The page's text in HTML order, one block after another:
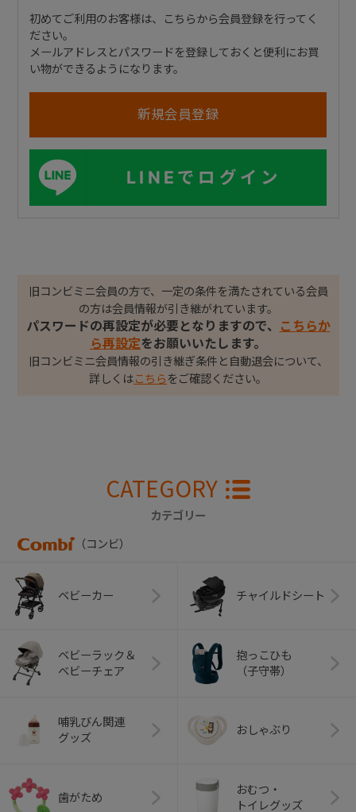
初めてご利用のお客様は、こちらから会員登録を行ってく
ださい。
メールアドレスとパスワードを登録しておくと便利にお買
い物ができるようになります。
LINEでログイン
旧コンビミニ会員の方で、一定の条件を満たされている会員
の方は会員情報が引き継がれています。
パスワードの再設定が必要となりますので、
こちらか
ら再設定をお願いいたします。
旧コンビミニ会員情報の引き継ぎ条件と自動退会について、
詳しくはこちら をご確認ください。
CATEGORY
カテゴリー
（コンビ）
ベビーカー チャイルドシート
ベビーラック＆
ベビーチェア
抱っこひも
（子守帯）
哺乳びん関連
グッズ
おしゃぶり
歯がため
おむつ・
トイレグッズ